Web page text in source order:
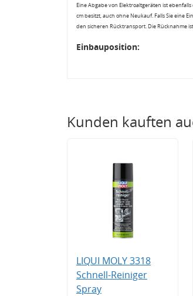
Eine Abgabe von Elektroaltgeräten ist
cm besitzt, auch ohne Neukauf. Falls Sie eine
den sicheren Rücktransport. Die Rücknahme
Einbauposition:
Kunden kauften
LIQUI MOLY 3318
Schnell-Reiniger
Spray